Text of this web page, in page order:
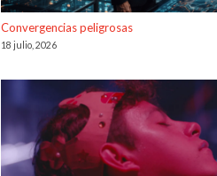
Convergencias peligrosas
18 julio, 2026